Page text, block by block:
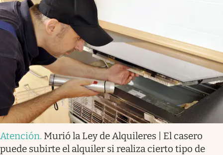
Atención. Murió la Ley de Alquileres | El casero
puede subirte el alquiler si realiza cierto tipo de